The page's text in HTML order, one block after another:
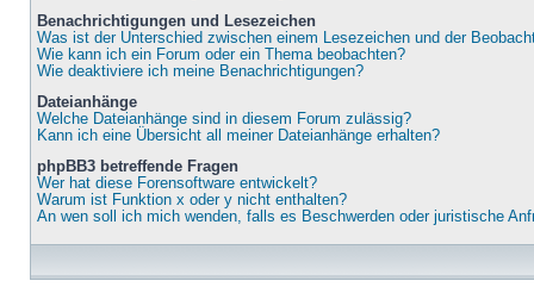
Benachrichtigungen und Lesezeichen
Was ist der Unterschied zwischen einem Lesezeichen und der
Wie kann ich ein Forum oder ein Thema beobachten?
Wie deaktiviere ich meine Benachrichtigungen?
Dateianhänge
Welche Dateianhänge sind in diesem Forum zulässig?
Kann ich eine Übersicht all meiner Dateianhänge erhalten?
phpBB3 betreffende Fragen
Wer hat diese Forensoftware entwickelt?
Warum ist Funktion x oder y nicht enthalten?
An wen soll ich mich wenden, falls es Beschwerden oder juristische